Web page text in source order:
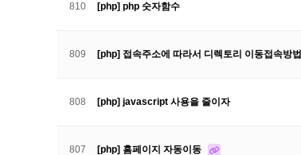
810 [php] php 숫자함수
809 [php] 접속주소에 따라서 디렉토리 이동접속방법
808 [php] javascript 사용을 줄이자
807 [php] 홈페이지 자동이동